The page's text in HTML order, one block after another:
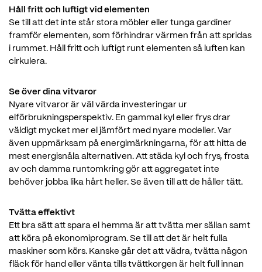
Håll fritt och luftigt vid elementen
Se till att det inte står stora möbler eller tunga gardiner
framför elementen, som förhindrar värmen från att spridas
i rummet. Håll fritt och luftigt runt elementen så luften kan
cirkulera.
Se över dina vitvaror
Nyare vitvaror är väl värda investeringar ur
elförbrukningsperspektiv. En gammal kyl eller frys drar
väldigt mycket mer el jämfört med nyare modeller. Var
även uppmärksam på energimärkningarna, för att hitta de
mest energisnåla alternativen. Att städa kyl och frys, frosta
av och damma runtomkring gör att aggregatet inte
behöver jobba lika hårt heller. Se även till att de håller tätt.
Tvätta effektivt
Ett bra sätt att spara el hemma är att tvätta mer sällan samt
att köra på ekonomiprogram. Se till att det är helt fulla
maskiner som körs. Kanske går det att vädra, tvätta någon
fläck för hand eller vänta tills tvättkorgen är helt full innan